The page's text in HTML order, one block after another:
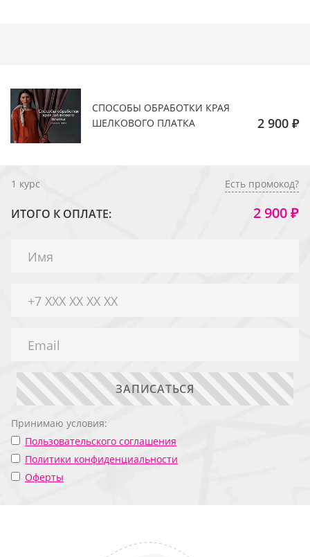
СПОСОБЫ ОБРАБОТКИ КРАЯ
ШЕЛКОВОГО ПЛАТКА
2 900 ₽
1 курс Есть промокод?
ИТОГО К ОПЛАТЕ: 2 900 ₽
ЗАПИСАТЬСЯ
Принимаю условия:
Пользовательского соглашения
Политики конфиденциальности
Оферты